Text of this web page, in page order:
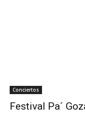
Conciertos
Festival Pa´